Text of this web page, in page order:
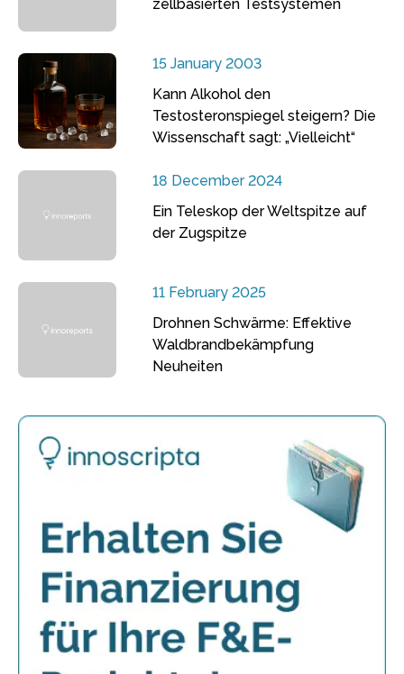
zellbasierten Testsystemen
15 January 2003
Kann Alkohol den
Testosteronspiegel steigern? Die
Wissenschaft sagt: „Vielleicht“
18 December 2024
Ein Teleskop der Weltspitze auf
der Zugspitze
11 February 2025
Drohnen Schwärme: Effektive
Waldbrandbekämpfung
Neuheiten